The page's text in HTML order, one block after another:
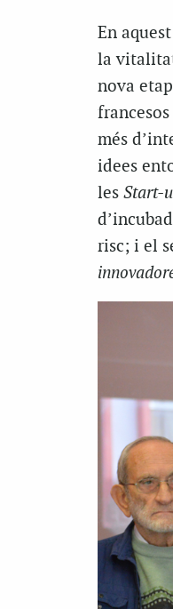
En
la
nova
més
idees
les Start-
risc; i el